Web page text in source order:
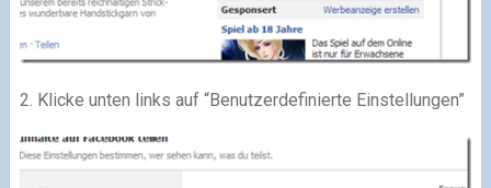
2. Klicke unten links auf “Benutzerdefinierte Einstellungen”